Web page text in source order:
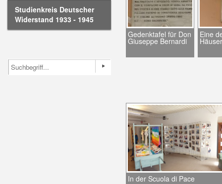
Studienkreis Deutscher
Widerstand 1933 - 1945
Gedenktafel für Don
Giuseppe Bernardi
Eine
Häuser
In der Scuola di Pace